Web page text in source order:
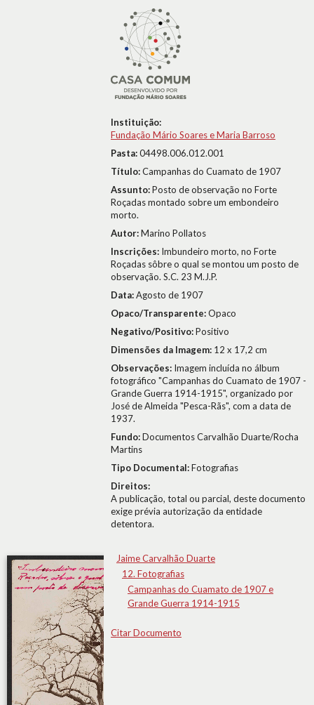
Instituição:
Fundação Mário Soares e Maria Barroso
Pasta:04498.006.012.001
Título:Campanhas do Cuamato de 1907
Assunto:Posto de observação no Forte
Roçadas montado sobre um embondeiro
morto.
Autor:Marino Pollatos
Inscrições: Imbundeiro morto, no Forte
Roçadas sôbre o qual se montou um posto de
observação. S.C. 23 M.J.P.
Data:Agosto de 1907
Opaco/Transparente:Opaco
Negativo/Positivo:Positivo
Dimensões da Imagem: 12 x 17,2 cm
Observações: Imagem incluída no álbum
fotográfico "Campanhas do Cuamato de 1907 -
Grande Guerra 1914-1915", organizado por
José de Almeida "Pesca-Rãs", com a data de
1937.
Fundo:Documentos Carvalhão Duarte/Rocha
Martins
Tipo Documental:Fotografias
Direitos:
A publicação, total ou parcial, deste documento
exige prévia autorização da entidade
detentora.
Jaime Carvalhão Duarte
12. Fotografias
Campanhas do Cuamato de 1907 e
Grande Guerra 1914-1915
Citar Documento